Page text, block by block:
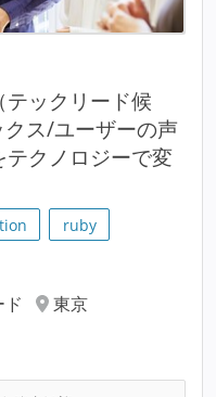
ックリード候
ス/ユーザーの声
クノロジーで変
ruby
東京